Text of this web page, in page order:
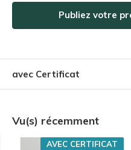
Publiez votre
avec Certificat
Vu(s) récemment
AVEC CERTIFICAT